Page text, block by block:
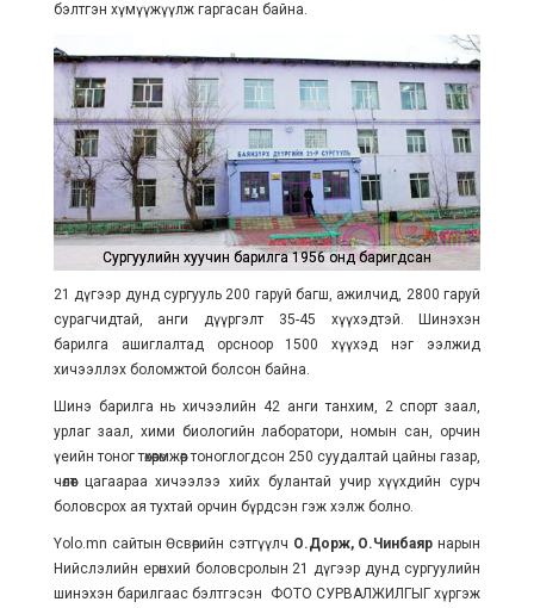
бэлтгэн хүмүүжүүлж гаргасан байна.
Сургуулийн хуучин барилга 1956 онд баригдсан
Сургуулийн хуучин барилга 1956 онд баригдсан
21 дүгээр дунд сургууль 200 гаруй багш, ажилчид, 2800 гаруй
сурагчидтай, анги дүүргэлт 35-45 хүүхэдтэй. Шинэхэн
барилга ашиглалтад орсноор 1500 хүүхэд нэг ээлжид
хичээллэх боломжтой болсон байна.
Шинэ барилга нь хичээлийн 42 анги танхим, 2 спорт заал,
урлаг заал, хими биологийн лаборатори, номын сан, орчин
үеийн тоног төхөөрөмжөөр тоноглогдсон 250 суудалтай цайны газар,
чөлөөт цагаараа хичээлээ хийх булантай учир хүүхдийн сурч
боловсрох ая тухтай орчин бүрдсэн гэж хэлж болно.
Yolo.mn сайтын Өсвөрийн сэтгүүлч О.Дорж, О.Чинбаяр нарын
Нийслэлийн ерөнхий боловсролын 21 дүгээр дунд сургуулийн
шинэхэн барилгаас бэлтгэсэн ФОТО СУРВАЛЖИЛГЫГ хүргэж